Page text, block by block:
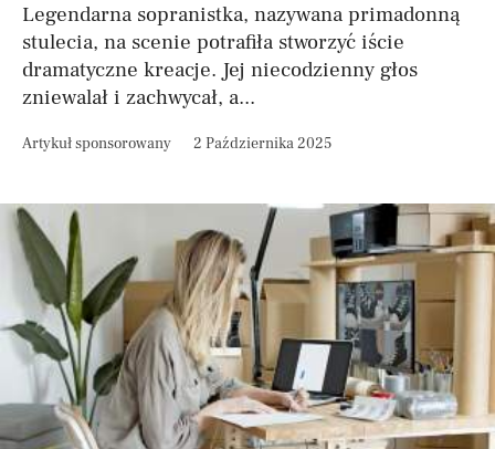
Legendarna sopranistka, nazywana primadonną
stulecia, na scenie potrafiła stworzyć iście
dramatyczne kreacje. Jej niecodzienny głos
zniewalał i zachwycał, a...
Artykuł sponsorowany 2 Października 2025